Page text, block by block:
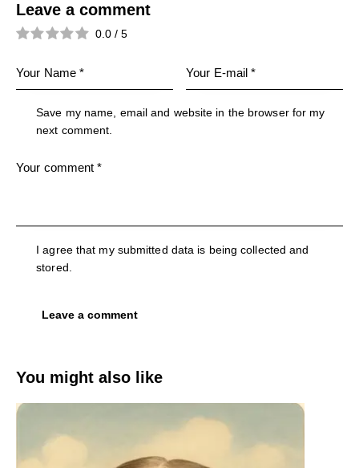
Leave a comment
0.0 / 5
Save my name, email and website in the browser for my
next comment.
I agree that my submitted data is being collected and
stored.
You might also like